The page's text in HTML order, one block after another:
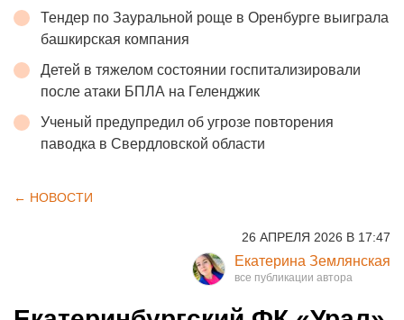
Тендер по Зауральной роще в Оренбурге выиграла
башкирская компания
Детей в тяжелом состоянии госпитализировали
после атаки БПЛА на Геленджик
Ученый предупредил об угрозе повторения
паводка в Свердловской области
← НОВОСТИ
26 АПРЕЛЯ 2026 В 17:47
Екатерина Землянская